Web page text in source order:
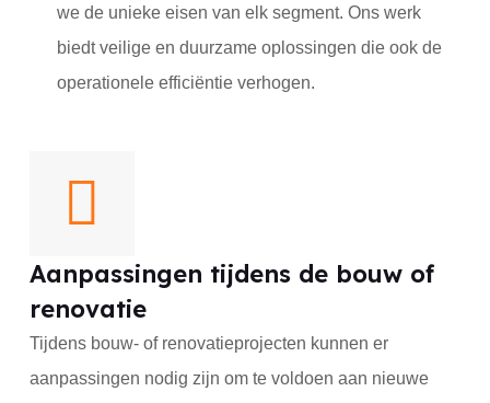
we de unieke eisen van elk segment. Ons werk
biedt veilige en duurzame oplossingen die ook de
operationele efficiëntie verhogen.
Aanpassingen tijdens de bouw of
renovatie
Tijdens bouw- of renovatieprojecten kunnen er
aanpassingen nodig zijn om te voldoen aan nieuwe